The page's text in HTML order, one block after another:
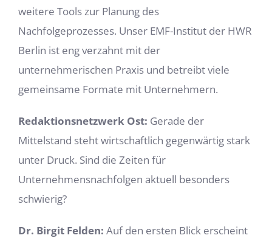
weitere Tools zur Planung des
Nachfolgeprozesses. Unser EMF-Institut der HWR
Berlin ist eng verzahnt mit der
unternehmerischen Praxis und betreibt viele
gemeinsame Formate mit Unternehmern.
Redaktionsnetzwerk Ost: Gerade der
Mittelstand steht wirtschaftlich gegenwärtig stark
unter Druck. Sind die Zeiten für
Unternehmensnachfolgen aktuell besonders
schwierig?
Dr. Birgit Felden: Auf den ersten Blick erscheint